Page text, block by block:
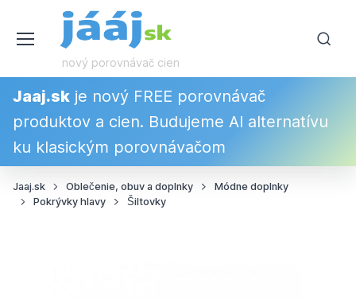
nový porovnávač cien
Jaaj.sk je nový FREE porovnávač
produktov a cien. Budujeme AI alternatívu
ku klasickým porovnávačom
Jaaj.sk Oblečenie, obuv a doplnky
Módne doplnky
Pokrývky hlavy
Šiltovky